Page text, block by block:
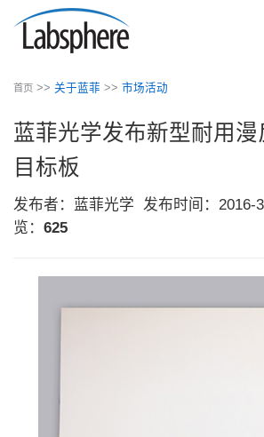
首页 >> 关于蓝菲 >> 市场活动
蓝菲光学发布新型耐用漫
目标板
发布者：蓝菲光学 发布时间：2016-
览： 625